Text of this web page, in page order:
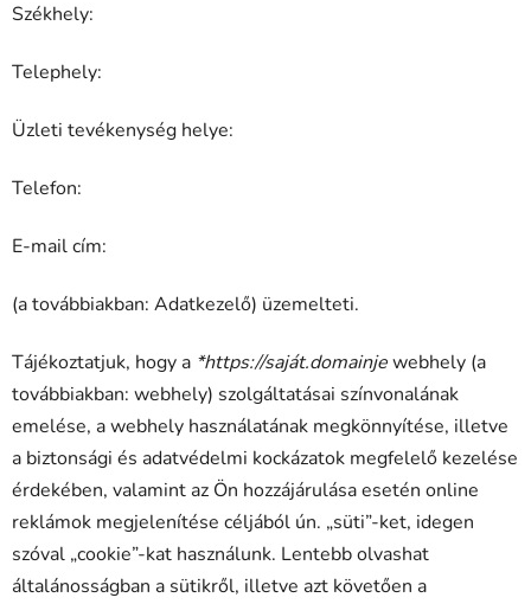
Székhely:
Telephely:
Üzleti tevékenység helye:
Telefon:
E-mail cím:
(a továbbiakban: Adatkezelő) üzemelteti.
Tájékoztatjuk, hogy a *https://saját.domainjewebhely (a
továbbiakban: webhely) szolgáltatásai színvonalának
emelése, a webhely használatának megkönnyítése, illetve
a biztonsági és adatvédelmi kockázatok megfelelő kezelése
érdekében, valamint az Ön hozzájárulása esetén online
reklámok megjelenítése céljából ún. „süti”-ket, idegen
szóval „cookie”-kat használunk. Lentebb olvashat
általánosságban a sütikről, illetve azt követően a